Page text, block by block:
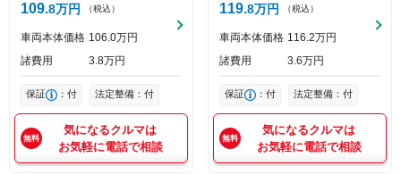
109 8万円 （税込）
車両本体価格 106 0万円
諸費用
3 8万円
保証 ：付 法定整備：付
気になるクルマは
お気軽に電話で相談
119 8万円 （税込）
車両本体価格 116 2万円
諸費用
3 6万円
保証 ：付 法定整備：付
気になるクルマは
お気軽に電話で相談